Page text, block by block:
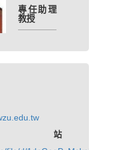
專任助理
教授